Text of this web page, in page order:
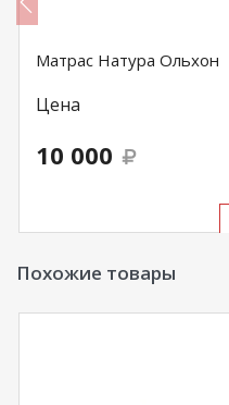
Матрас Натура Ольхон
Цена
10 000
Похожие товары